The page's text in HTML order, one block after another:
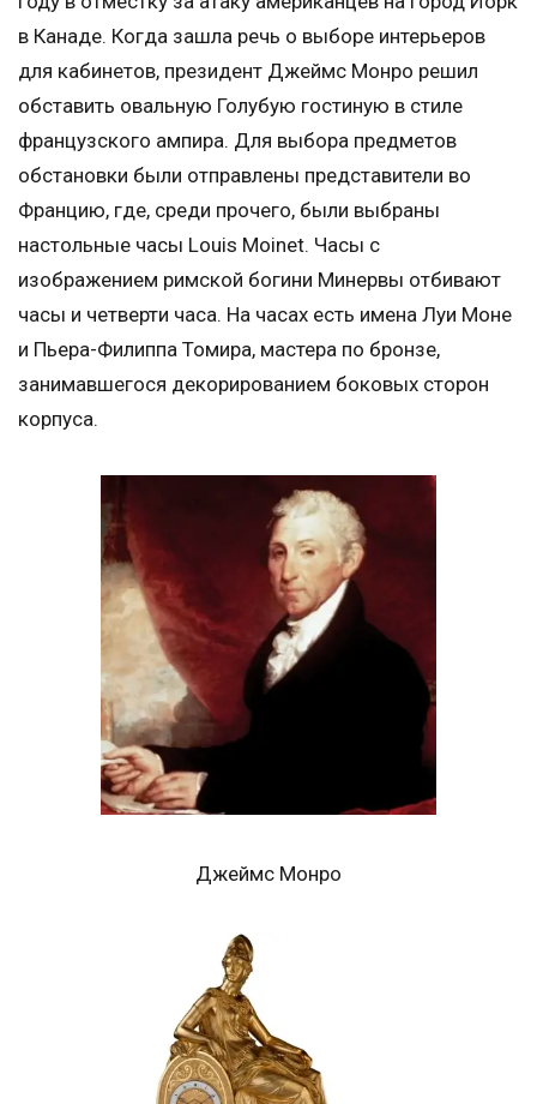
в Канаде. Когда зашла речь о выборе интерьеров
для кабинетов, президент Джеймс Монро решил
обставить овальную Голубую гостиную в стиле
французского ампира. Для выбора предметов
обстановки были отправлены представители во
Францию, где, среди прочего, были выбраны
настольные часы Louis Moinet. Часы с
изображением римской богини Минервы отбивают
часы и четверти часа. На часах есть имена Луи Моне
и Пьера-Филиппа Томира, мастера по бронзе,
занимавшегося декорированием боковых сторон
корпуса.
Джеймс Монро